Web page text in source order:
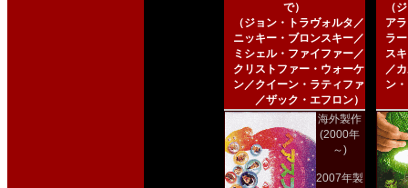
で）
（ジョン・トラヴォルタ／
ニッキー・ブロンスキー／
ミシェル・ファイファー／
クリストファー・ウォーケ
ン／クイーン・ラティファ
／ザック・エフロン）
海外製作
(2000年
～)
2007年製
（
ア
ラ
ス
／
ン